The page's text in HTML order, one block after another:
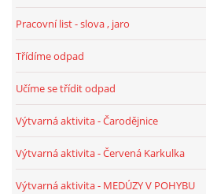
20.10. DEN STROMŮ
DUŠIČKY
Pracovní list - slova , jaro
Třídíme odpad
Učíme se třídit odpad
Výtvarná aktivita - Čarodějnice
Výtvarná aktivita - Červená Karkulka
Výtvarná aktivita - MEDÚZY V POHYBU